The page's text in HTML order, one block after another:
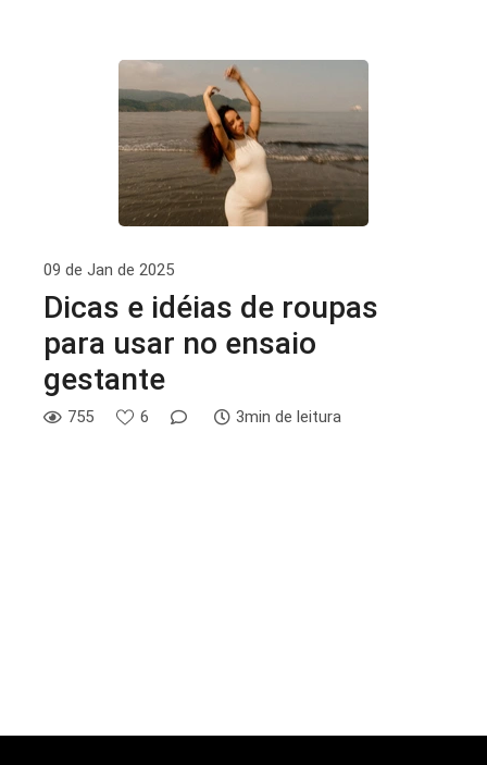
09 de Jan de 2025
Dicas e idéias de roupas
para usar no ensaio
gestante
755 6 3min de leitura